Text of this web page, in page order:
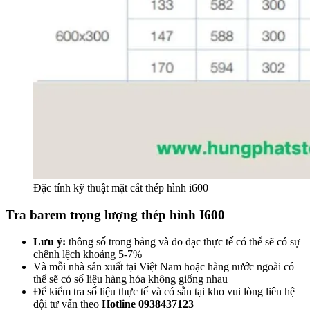
Đặc tính kỹ thuật mặt cắt thép hình i600
Tra barem trọng lượng thép hình I600
Lưu ý: thông số trong bảng và đo đạc thực tế có thể sẽ có sự
chênh lệch khoảng 5-7%
Và mỗi nhà sản xuất tại Việt Nam hoặc hàng nước ngoài có
thể sẽ có số liệu hàng hóa không giống nhau
Để kiểm tra số liệu thực tế và có sẵn tại kho vui lòng liên hệ
đội tư vấn theo Hotline 0938437123